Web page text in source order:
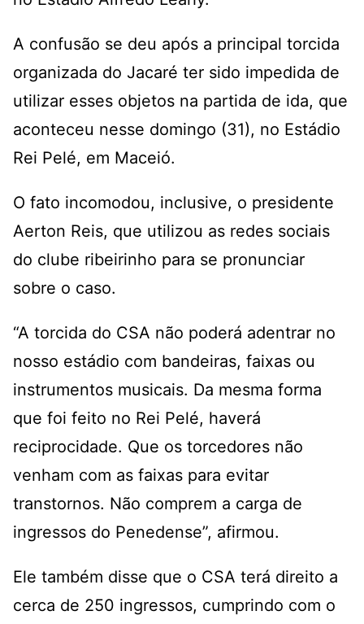
A confusão se deu após a principal torcida
organizada do Jacaré ter sido impedida de
utilizar esses objetos na partida de ida, que
aconteceu nesse domingo (31), no Estádio
Rei Pelé, em Maceió.
O fato incomodou, inclusive, o presidente
Aerton Reis, que utilizou as redes sociais
do clube ribeirinho para se pronunciar
sobre o caso.
“A torcida do CSA não poderá adentrar no
nosso estádio com bandeiras, faixas ou
instrumentos musicais. Da mesma forma
que foi feito no Rei Pelé, haverá
reciprocidade. Que os torcedores não
venham com as faixas para evitar
transtornos. Não comprem a carga de
ingressos do Penedense”, afirmou.
Ele também disse que o CSA terá direito a
cerca de 250 ingressos, cumprindo com o